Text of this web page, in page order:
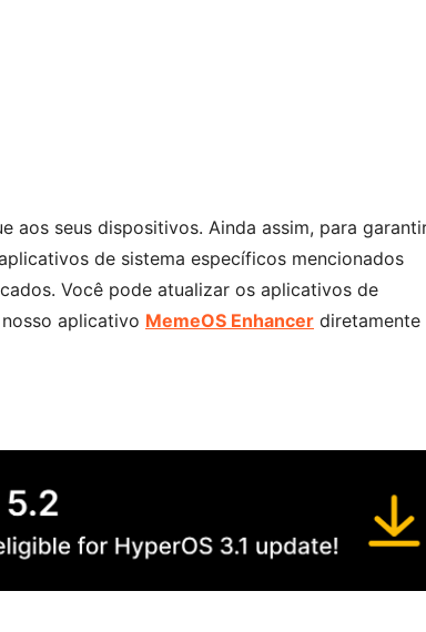
aos seus dispositivos. Ainda assim, para
de sistema específicos mencionados
Você pode atualizar os aplicativos de
aplicativo MemeOS Enhancer diretamente